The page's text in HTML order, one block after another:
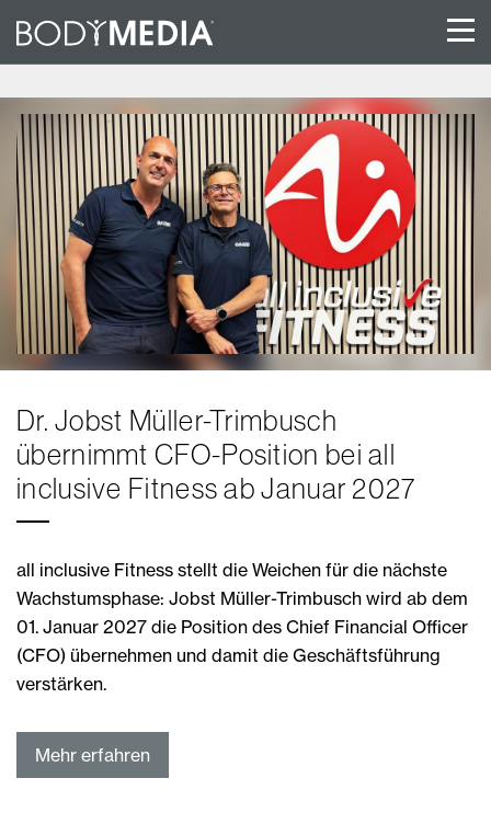
Dr. Jobst Müller-Trimbusch
übernimmt CFO-Position bei all
inclusive Fitness ab Januar 2027
all inclusive Fitness stellt die Weichen für die nächste
Wachstumsphase: Jobst Müller-Trimbusch wird ab dem
01. Januar 2027 die Position des Chief Financial Officer
(CFO) übernehmen und damit die Geschäftsführung
verstärken.
Mehr erfahren